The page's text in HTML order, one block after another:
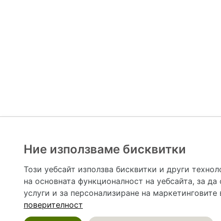
предназначена да служи само и единствено за
допълване на данните и за коригиране на
Ние използваме бисквитки
Този уебсайт използва бисквитки и други
на основната функционалност на уебсайта, за да
услуги и за персонализиране на
поверителност